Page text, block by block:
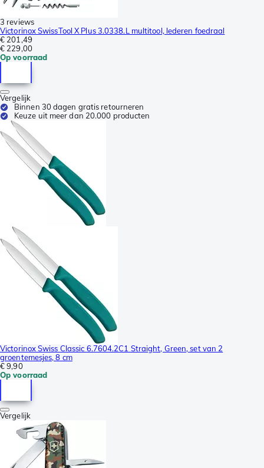
3 reviews
Victorinox SwissTool X Plus 3.0338.L multitool, lederen foedraal
€ 201,49
€ 229,00
Op voorraad
Vergelijk
Binnen 30 dagen gratis retourneren
Keuze uit meer dan 20.000 producten
Victorinox Swiss Classic 6.7604.2C1 Straight, Green, set van 2
groentemesjes, 8 cm
€ 9,90
Op voorraad
Vergelijk